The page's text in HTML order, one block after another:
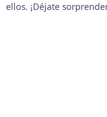
ellos. ¡Déjate